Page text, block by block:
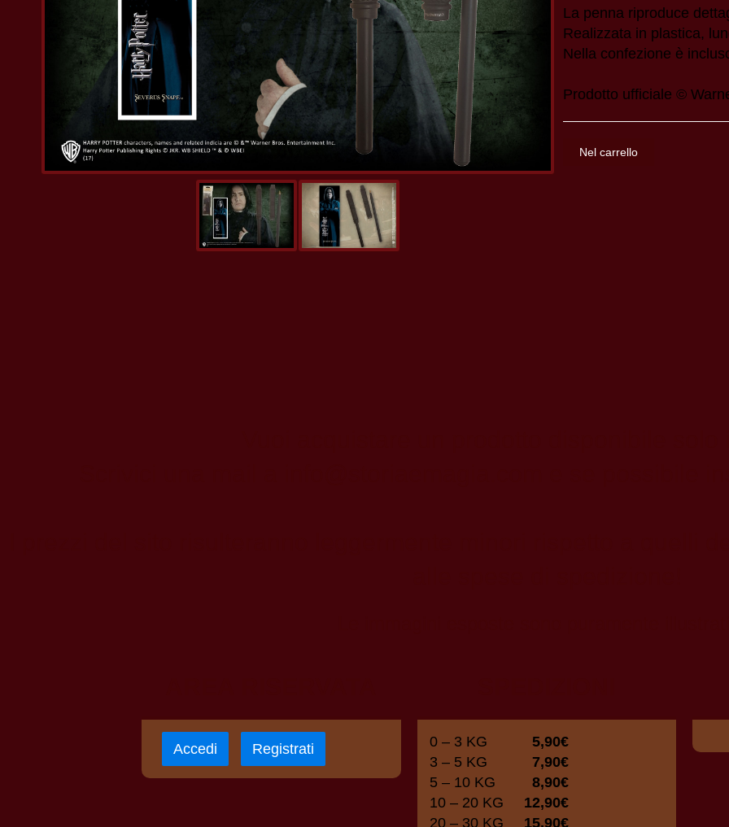
La penna riproduce
Realizzata in plastica,
Nella confezione è
Prodotto ufficiale ©
Accedi Registrati 0 – 3 KG 5,90€
3 – 5 KG 7,90€
5 – 10 KG 8,90€
10 – 20 KG 12,90€
20 – 30 KG 15,90€